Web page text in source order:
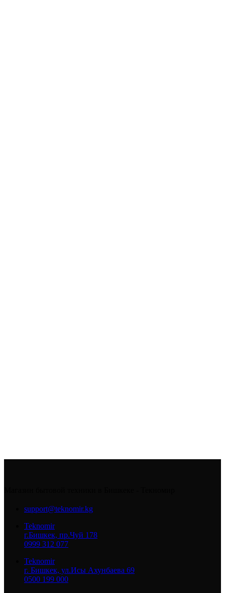
support@teknomir.kg
Teknomir
г.Бишкек, пр.Чуй 178
0999 312 077
Teknomir
г. Бишкек, ул.Исы Ахунбаева 69
0500 199 000